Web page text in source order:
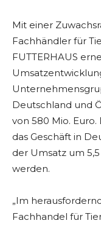
Mit einer
Fachhändler für
FUTTERHAUS
Deutschland und
von 580 Mio.
das Geschäft in
der Umsatz um
werden.
„Im
Fachhandel für